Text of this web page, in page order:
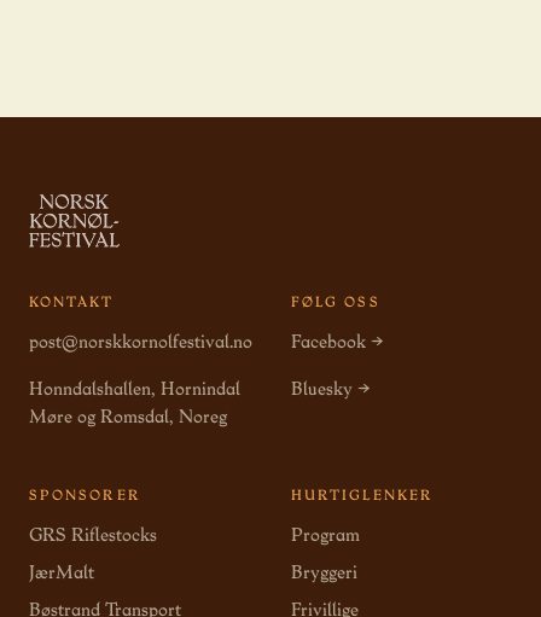
KONTAKT
post@norskkornolfestival.no
Honndalshallen, Hornindal
Møre og Romsdal, Noreg
FØLG OSS
Facebook →
Bluesky →
SPONSORER
GRS Riflestocks
JærMalt
Bøstrand Transport
HURTIGLENKER
Program
Bryggeri
Frivillige